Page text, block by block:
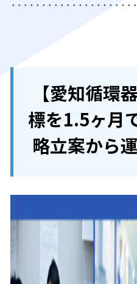
【愛知循環
標を1.5ヶ月
略立案から